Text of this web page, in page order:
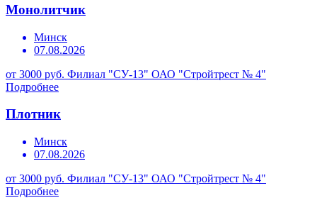
Монолитчик
Минск
07.08.2026
от 3000 руб. Филиал "СУ-13" ОАО "Стройтрест № 4"
Подробнее
Плотник
Минск
07.08.2026
от 3000 руб. Филиал "СУ-13" ОАО "Стройтрест № 4"
Подробнее